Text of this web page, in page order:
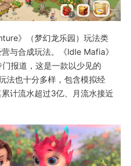
》（梦幻龙乐园）玩法类
与合成玩法。《Idle Mafia》
报道，这是一款以少见的
法也十分多样，包含模拟经
计流水超过3亿、月流水接近